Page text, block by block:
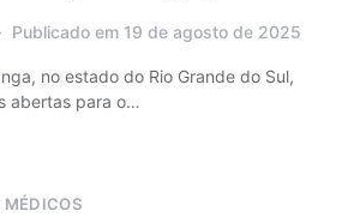
Publicado em 19 de agosto de 2025
no estado do Rio Grande do Sul,
abertas para o…
MÉDICOS